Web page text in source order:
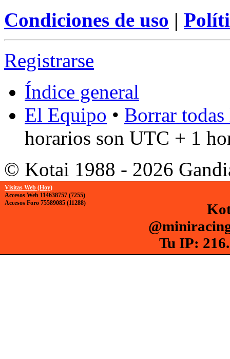
Condiciones de uso |
Registrarse
Índice general
El Equipo • Borrar
horarios son UTC + 1
© Kotai 1988 - 2026
Visitas Web (Hoy)
Accesos Web 114638757 (7255)
Accesos Foro 75589085 (11288)
Tu IP: